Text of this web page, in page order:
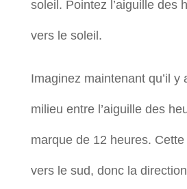
soleil. Pointez l’aiguille des
vers le soleil.
Imaginez maintenant qu’il y
milieu entre l’aiguille des
marque de 12 heures.
vers le sud, donc la